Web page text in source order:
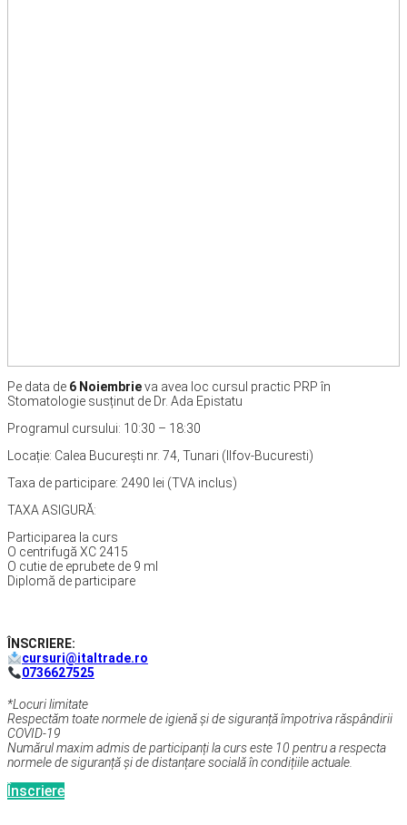
Pe data de 6 Noiembrieva avea loc cursul practic PRP în
Stomatologie susținut de Dr. Ada Epistatu
Programul cursului: 10:30 – 18:30
Locație: Calea București nr. 74, Tunari (Ilfov-Bucuresti)
Taxa de participare: 2490 lei (TVA inclus)
TAXA ASIGURĂ:
Participarea la curs
O centrifugă XC 2415
O cutie de eprubete de 9 ml
Diplomă de participare
ÎNSCRIERE:
cursuri@italtrade.ro
0736627525
*Locuri limitate
Respectăm toate normele de igienă și de siguranță împotriva răspândirii
COVID-19
Numărul maxim admis de participanți la curs este 10 pentru a respecta
normele de siguranță și de distanțare socială în condițiile actuale.
Înscriere